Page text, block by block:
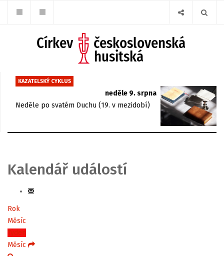
KAZATELSKÝ CYKLUS
neděle 9. srpna
Neděle po svatém Duchu (19. v mezidobí)
Kalendář událostí
Rok
Měsíc
Týden
Měsíc